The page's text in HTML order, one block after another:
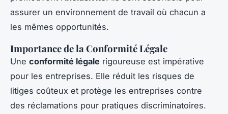
assurer un environnement de travail où chacun a
les mêmes opportunités.
Importance de la Conformité Légale
Une conformité légale rigoureuse est impérative
pour les entreprises. Elle réduit les risques de
litiges coûteux et protège les entreprises contre
des réclamations pour pratiques discriminatoires.